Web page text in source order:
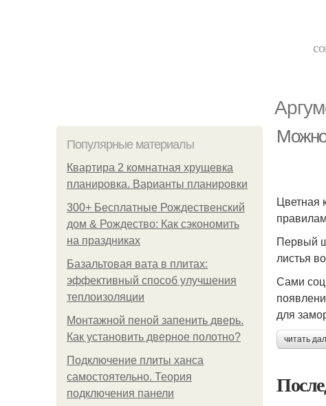
Популярные материалы
Квартира 2 комнатная хрущевка
планировка. Варианты планировки
300+ Бесплатные Рождественский
дом & Рождество: Как сэкономить
на праздниках
Базальтовая вата в плитах:
эффективный способ улучшения
теплоизоляции
Монтажной пеной запенить дверь.
Как установить дверное полотно?
Подключение плиты ханса
самостоятельно. Теория
подключения панели
Цветная
Первый
листья
Сами
для
читать